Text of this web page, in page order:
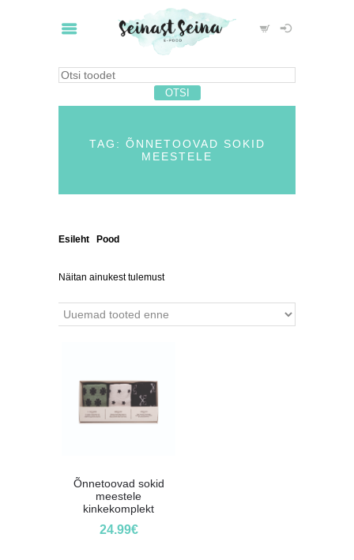
TAG: ÕNNETOOVAD SOKID
MEESTELE
Esileht Pood
Näitan ainukest tulemust
Õnnetoovad sokid
meestele
kinkekomplekt
24.99€